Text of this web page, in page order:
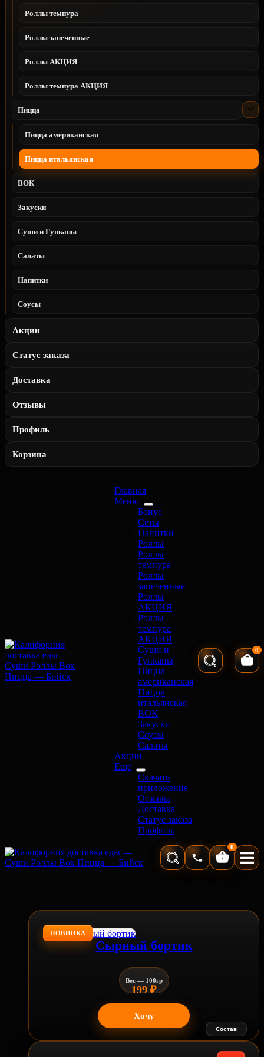
Роллы темпура
Роллы запеченные
Роллы АКЦИЯ
Роллы темпура АКЦИЯ
Пицца
Пицца американская
Пицца итальянская
ВОК
Закуски
Суши и Гунканы
Салаты
Напитки
Соусы
Акции
Статус заказа
Доставка
Отзывы
Профиль
Корзина
Главная
Меню
Бонус
Сеты
Напитки
Роллы
Роллы
темпура
Роллы
запеченные
Роллы
АКЦИЯ
Роллы
темпура
АКЦИЯ
Суши и
Гунканы
Пицца
американская
Пицца
итальянская
ВОК
Закуски
Соусы
Салаты
Акции
Еще
Скачать
приложение
Отзывы
Доставка
Статус заказа
Профиль
0
Корзина
0
НОВИНКА
Состав
Сырный бортик
Вес — 100гр
199₽
Хочу